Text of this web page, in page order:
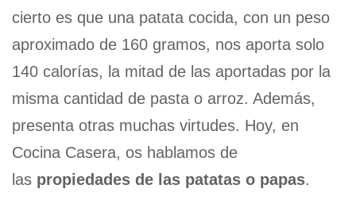
cierto es que una patata cocida, con un peso
aproximado de 160 gramos, nos aporta solo
140 calorías, la mitad de las aportadas por la
misma cantidad de pasta o arroz. Además,
presenta otras muchas virtudes. Hoy, en
Cocina Casera, os hablamos de
las propiedades de las patatas o papas.